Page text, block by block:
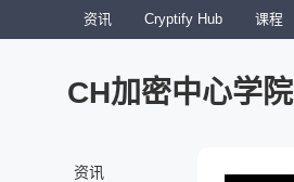
资讯 Cryptify Hub 课程
CH加密中心学院
资讯